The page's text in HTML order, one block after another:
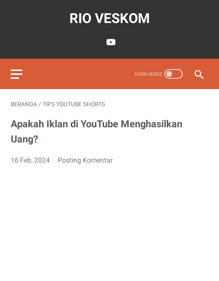
RIO VESKOM
BERANDA / TIPS YOUTUBE SHORTS
Apakah Iklan di YouTube Menghasilkan
Uang?
16 Feb, 2024 Posting Komentar